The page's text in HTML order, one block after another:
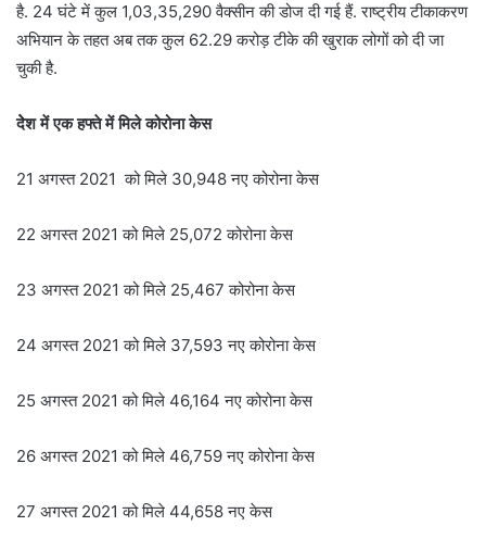
है. 24 घंटे में कुल 1,03,35,290 वैक्सीन की डोज दी गई हैं. राष्ट्रीय टीकाकरण
अभियान के तहत अब तक कुल 62.29 करोड़ टीके की खुराक लोगों को दी जा
चुकी है.
देेश में एक हफ्ते में मिले कोरोना केस
21 अगस्त 2021 को मिले 30,948 नए कोरोना केस
22 अगस्त 2021 को मिले 25,072 कोरोना केस
23 अगस्त 2021 को मिले 25,467 कोरोना केस
24 अगस्त 2021 को मिले 37,593 नए कोरोना केस
25 अगस्त 2021 को मिले 46,164 नए कोरोना केस
26 अगस्त 2021 को मिले 46,759 नए कोरोना केस
27 अगस्त 2021 को मिले 44,658 नए केस